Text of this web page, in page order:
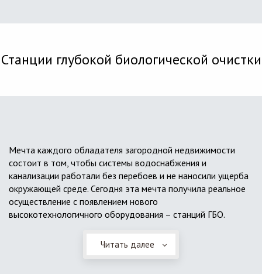
Станции глубокой биологической очистки
Мечта каждого обладателя загородной недвижимости
состоит в том, чтобы системы водоснабжения и
канализации работали без перебоев и не наносили ущерба
окружающей среде. Сегодня эта мечта получила реальное
осуществление с появлением нового
высокотехнологичного оборудования – станций ГБО.
Читать далее